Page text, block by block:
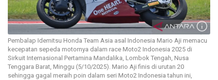
Pembalap Idemitsu Honda Team Asia asal Indonesia Mario Aji memacu
kecepatan sepeda motornya dalam race Moto2 Indonesia 2025 di
Sirkuit Internasional Pertamina Mandalika, Lombok Tengah, Nusa
Tenggara Barat, Minggu (5/10/2025). Mario Aji finis di urutan 20
sehingga gagal meraih poin dalam seri Moto2 Indonesia tahun ini,